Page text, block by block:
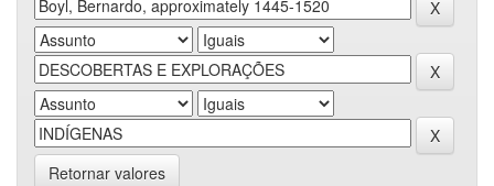
Retornar valores